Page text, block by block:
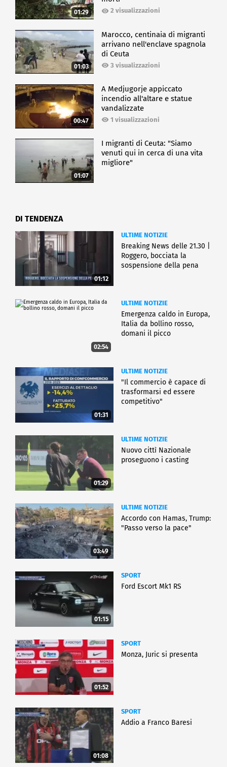
01:29 2 visualizzazioni
01:03
Marocco, centinaia di migranti
arrivano nell'enclave spagnola
di Ceuta
3 visualizzazioni
00:47
A Medjugorje appiccato
incendio all'altare e statue
vandalizzate
1 visualizzazioni
01:07
I migranti di Ceuta: "Siamo
venuti qui in cerca di una vita
migliore"
DI TENDENZA
01:12
ULTIME NOTIZIE
Breaking News delle 21.30 |
Roggero, bocciata la
sospensione della pena
02:54
ULTIME NOTIZIE
Emergenza caldo in Europa,
Italia da bollino rosso,
domani il picco
01:31
ULTIME NOTIZIE
"Il commercio è capace di
trasformarsi ed essere
competitivo"
01:29
ULTIME NOTIZIE
Nuovo cittì Nazionale
proseguono i casting
03:49
ULTIME NOTIZIE
Accordo con Hamas, Trump:
"Passo verso la pace"
01:15
SPORT
Ford Escort Mk1 RS
01:52
SPORT
Monza, Juric si presenta
01:08
SPORT
Addio a Franco Baresi